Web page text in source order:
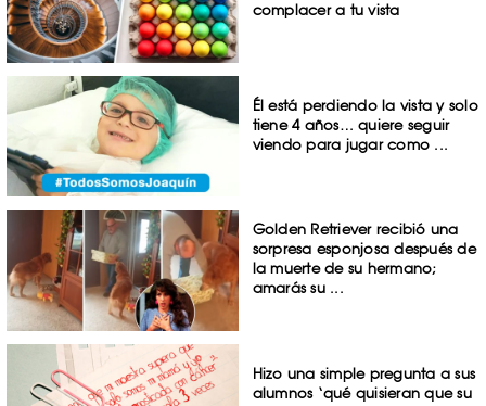
complacer a tu vista
Él está perdiendo la vista y solo
tiene 4 años… quiere seguir
viendo para jugar como ...
Golden Retriever recibió una
sorpresa esponjosa después de
la muerte de su hermano;
amarás su ...
Hizo una simple pregunta a sus
alumnos ‘qué quisieran que su